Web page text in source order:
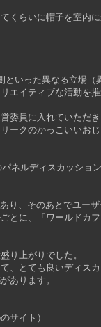
くらいに帽子を室内
といった異なる立場
エイティブな活動を
委員に入れていただき
ークのかっこいいおじ
ネルディスカッショ
り、そのあとでユー
とに、「ワールドカ
り上がりでした。
、とても良いディスカ
あります。
サイト）